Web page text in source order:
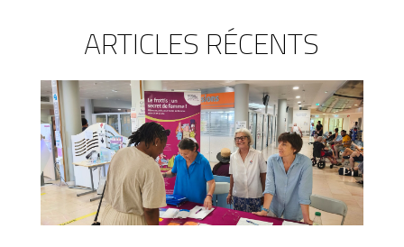
ARTICLES RÉCENTS